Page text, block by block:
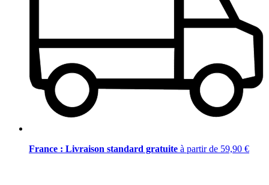
France : Livraison standard gratuite à partir de 59,90 €